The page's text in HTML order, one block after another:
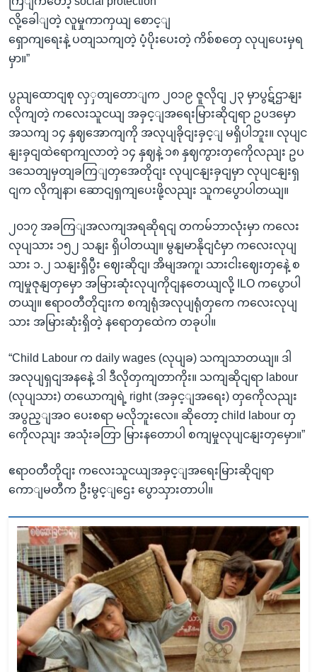
လို့ခေါျတဲ့ လူမှုကာကှယျ စောင့ျ
ရှောကျရေးနဲ့ ပတျသကျတဲ့ ပံ့ပိုးပေးတဲ့ ကိစ်စတှေ လုပျပေးမှရ
မှာ။”
ပွညျထောငျစု လှှတျတောျက ၂၀၁၉ ဇူလိုငျ ၂၃ မှာပွဋ်ဌာနျး
လိုကျတဲ့ ကလေးသူငယျ အခှင့ျအရေးမြားဆိုငျရာ ဥပဒမှော
အသကျ ၁၄ နှဈအောကျကို အလုပျခိုငျးခှင့ျ မရှိပါဘူး။ လုပျင
နျးခှငျထဲရောကျလာတဲ့ ၁၄ နှဈနဲ့ ၁၈ နှဈကွားတှကေိုလညျး ဥပ
ဒသေတျမှတျခကြျတှအေတိုငျး လုပျငနျးခှငျမှာ လုပျငနျးရှ
ငျက လိုကျနာ၊ ဆောငျရှကျပေးဖို့လညျး သူကပွောပါတယျ။
၂၀၁၇ အခကြျအလကျအရဆိုရငျ တကမ်ဘာလုံးမှာ ကလေး
လုပျသား ၁၅၂ သနျး ရှိပါတယျ။ မွနျမာနိုငျငံမှာ ကလေးလုပျ
သား ၁.၂ သနျးရှိပွီး ဈေးဆိုငျ၊ အိမျအကူ၊ သားငါးဈေးတှနေဲ့ စ
ကျမှုဇုနျတှမှော အမြားဆုံးလုပျကိုငျနတေယျလို့ ILO ကပွောပါ
တယျ။ ဧရာဝတီတိုငျးက စကျရုံအလုပျရုံတှကေ ကလေးလုပျ
သား အမြားဆုံးရှိတဲ့ နရောတှထေဲက တခုပါ။
“Child Labour က daily wages (လုပျခ) သကျသာတယျ။ ဒါ
အလုပျရှငျအနနေဲ့ ဒါ ဒီလိုတှကျတာကိုး။ သကျဆိုငျရာ labour
(လုပျသား) တယောကျရဲ့ right (အခှင့ျအရေး) တှကေိုလညျး
အပွည့ျအဝ ပေးစရာ မလိုဘူးလေ။ ဆိုတော့ child labour တှ
ကေိုလညျး အသုံးခတြာ မြားနတောပါ စကျမှုလုပျငနျးတှမှော။”
ဧရာဝတီတိုငျး ကလေးသူငယျအခှင့ျအရေးမြားဆိုငျရာ
ကောျမတီက ဦးမွင့ျဌေး ပွောသှားတာပါ။